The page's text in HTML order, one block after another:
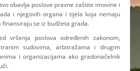
obavlja poslove pravne zaštite imovine i
i njegovih organa i tijela koja nemaju
finansiraju se iz budžeta grada.
vršenja poslova određenih zakonom,
sudovima, arbitražama i drugim
i organizacijama ako gradonačelnik